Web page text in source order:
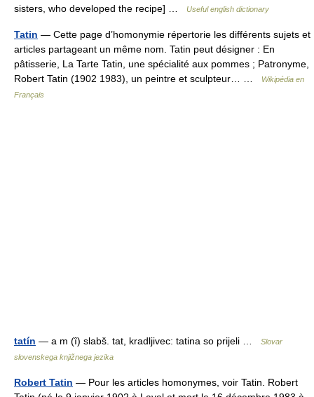
sisters, who developed the recipe] …
Useful english dictionary
Tatin — Cette page d’homonymie répertorie les différents sujets et
articles partageant un même nom. Tatin peut désigner : En
pâtisserie, La Tarte Tatin, une spécialité aux pommes ; Patronyme,
Robert Tatin (1902 1983), un peintre et sculpteur… …
Wikipédia en
Français
tatín — a m (ȋ) slabš. tat, kradljivec: tatina so prijeli …
Slovar
slovenskega knjižnega jezika
Robert Tatin — Pour les articles homonymes, voir Tatin. Robert